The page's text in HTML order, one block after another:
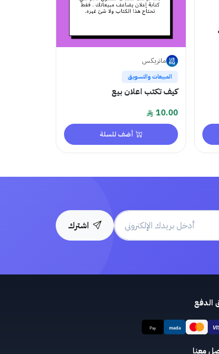
ماتريكس
المبيعات والتسويق
كيف تكتب اعلان بيع
10.00
أضف للسلة
اشترك
الدفع
معنا